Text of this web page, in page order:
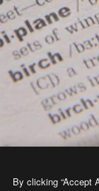
By clicking “Accept